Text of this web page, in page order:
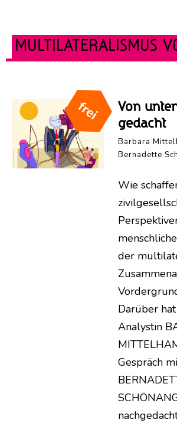
MULTILATERALISMUS
Von
gedacht
Barbara
Bernadette
Wie
der
Darüber
Analystin
Gespräch